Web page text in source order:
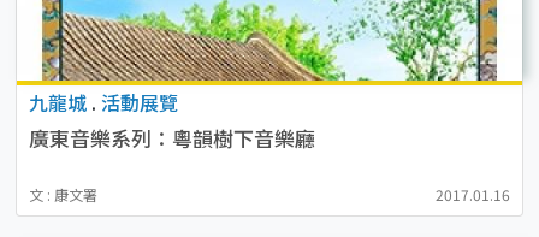
九龍城 . 活動展覽
廣東音樂系列：粵韻樹下音樂廳
文 : 康文署 2017.01.16